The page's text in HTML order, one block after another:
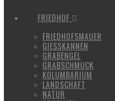
FRIEDHOF
FRIEDHOFSMAUER
GIESSKANNEN
GRABENGEL
GRABSCHMUCK
KOLUMBARIUM
LANDSCHAFT
NATUR